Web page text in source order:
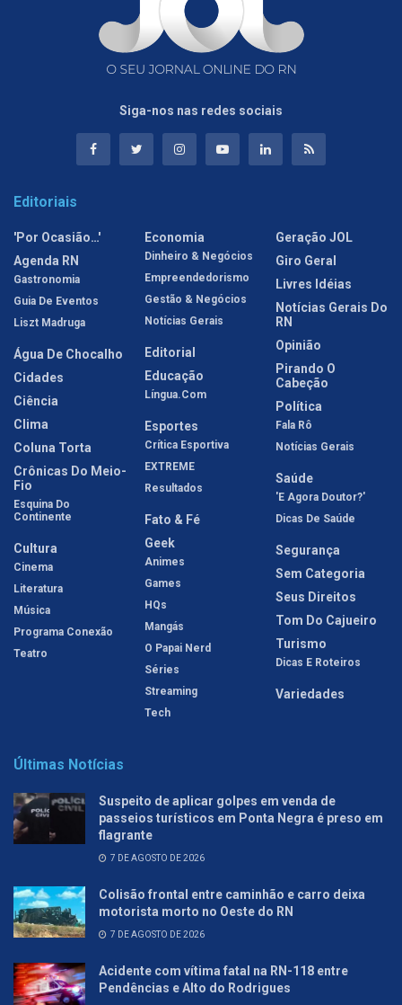
Siga-nos nas redes sociais
Editoriais
'Por Ocasião…'
Agenda RN
Gastronomia
Guia De Eventos
Liszt Madruga
Água De Chocalho
Cidades
Ciência
Clima
Coluna Torta
Crônicas Do Meio-
Fio
Esquina Do
Continente
Cultura
Cinema
Literatura
Música
Programa Conexão
Teatro
Economia
Dinheiro & Negócios
Empreendedorismo
Gestão & Negócios
Notícias Gerais
Editorial
Educação
Língua.com
Esportes
Crítica Esportiva
EXTREME
Resultados
Fato & Fé
Geek
Animes
Games
HQs
Mangás
O Papai Nerd
Séries
Streaming
Tech
Geração JOL
Giro Geral
Livres Idéias
Notícias Gerais Do
RN
Opinião
Pirando O
Cabeção
Política
Fala Rô
Notícias Gerais
Saúde
'E Agora Doutor?'
Dicas De Saúde
Segurança
Sem Categoria
Seus Direitos
Tom Do Cajueiro
Turismo
Dicas E Roteiros
Variedades
Últimas Notícias
Suspeito de aplicar golpes em venda de
passeios turísticos em Ponta Negra é preso em
flagrante
7 DE AGOSTO DE 2026
Colisão frontal entre caminhão e carro deixa
motorista morto no Oeste do RN
7 DE AGOSTO DE 2026
Acidente com vítima fatal na RN-118 entre
Pendências e Alto do Rodrigues